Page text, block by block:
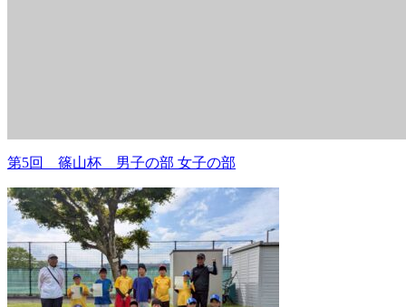
第5回 篠山杯 男子の部 女子の部